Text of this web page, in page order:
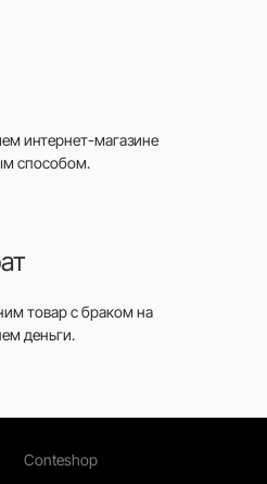
интернет-магазине
способом.
товар с браком на
деньги.
Conteshop